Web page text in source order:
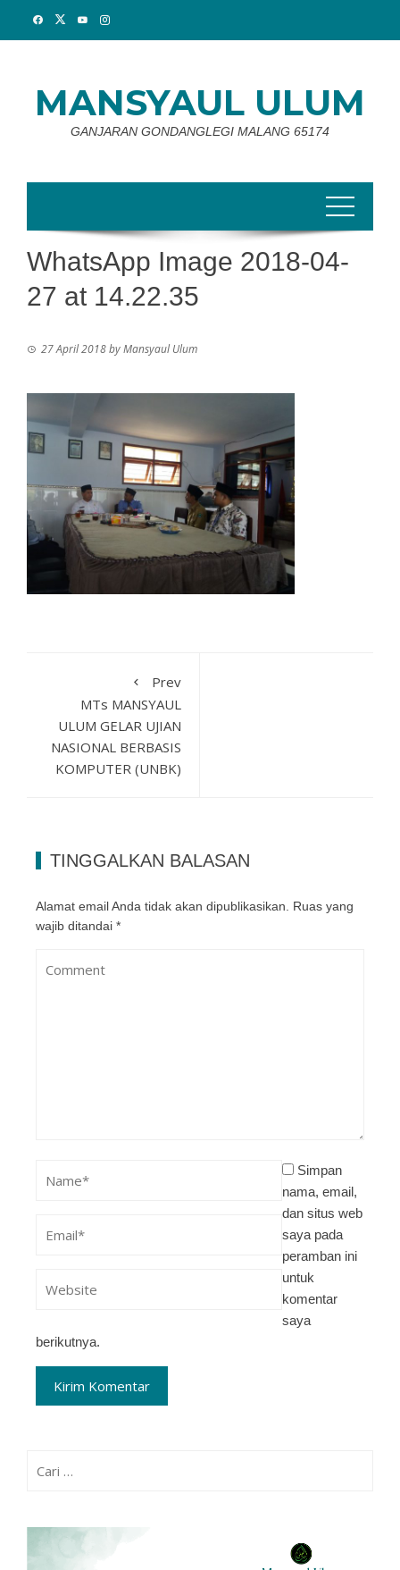
MANSYAUL ULUM
GANJARAN GONDANGLEGI MALANG 65174
WhatsApp Image 2018-04-
27 at 14.22.35
27 April 2018byMansyaul Ulum
Prev
MTs MANSYAUL
ULUM GELAR UJIAN
NASIONAL BERBASIS
KOMPUTER (UNBK)
TINGGALKAN BALASAN
Alamat email Anda tidak akan dipublikasikan. Ruas yang
wajib ditandai *
Simpan
nama, email,
dan situs web
saya pada
peramban ini
untuk
komentar
saya
berikutnya.
untuk: